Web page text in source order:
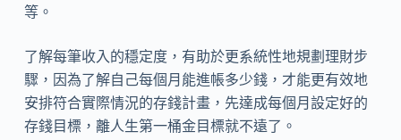
等。
了解每筆收入的穩定度，有助於更系統性地規劃理財步
驟，因為了解自己每個月能進帳多少錢，才能更有效地
安排符合實際情況的存錢計畫，先達成每個月設定好的
存錢目標，離人生第一桶金目標就不遠了。